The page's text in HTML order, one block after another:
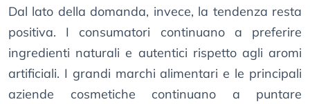
Dal lato della domanda, invece, la tendenza resta
positiva. I consumatori continuano a preferire
ingredienti naturali e autentici rispetto agli aromi
artificiali. I grandi marchi alimentari e le principali
aziende cosmetiche continuano a puntare